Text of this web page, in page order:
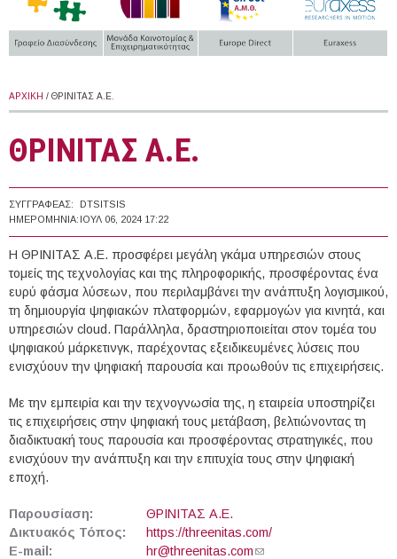
ΑΡΧΙΚΉ / ΘΡΙΝΙΤΑΣ Α.Ε.
ΘΡΙΝΙΤΑΣ Α.Ε.
ΣΥΓΓΡΑΦΈΑΣ:
DTSITSIS
ΗΜΕΡΟΜΗΝΊΑ: ΙΟΥΛ 06, 2024 17:22
Η ΘΡΙΝΙΤΑΣ Α.Ε. προσφέρει μεγάλη γκάμα υπηρεσιών στους
τομείς της τεχνολογίας και της πληροφορικής, προσφέροντας ένα
ευρύ φάσμα λύσεων, που περιλαμβάνει την ανάπτυξη λογισμικού,
τη δημιουργία ψηφιακών πλατφορμών, εφαρμογών για κινητά, και
υπηρεσιών cloud. Παράλληλα, δραστηριοποιείται στον τομέα του
ψηφιακού μάρκετινγκ, παρέχοντας εξειδικευμένες λύσεις που
ενισχύουν την ψηφιακή παρουσία και προωθούν τις επιχειρήσεις.
Με την εμπειρία και την τεχνογνωσία της, η εταιρεία υποστηρίζει
τις επιχειρήσεις στην ψηφιακή τους μετάβαση, βελτιώνοντας τη
διαδικτυακή τους παρουσία και προσφέροντας στρατηγικές, που
ενισχύουν την ανάπτυξη και την επιτυχία τους στην ψηφιακή
εποχή.
Παρουσίαση:
ΘΡΙΝΙΤΑΣ Α.Ε.
Δικτυακός Τόπος:
https://threenitas.com/
E-mail:
hr@threenitas.com(link sends e-mail)